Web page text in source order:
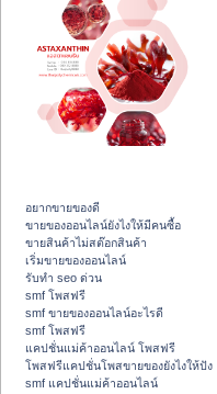
อยากขายของดี
ขายของออนไลน์ยังไงให้มีคนซื้อ
ขายสินค้าไม่สต๊อกสินค้า
เริ่มขายของออนไลน์
รับทำ seo ด่วน
smf โพสฟรี
smf ขายของออนไลน์อะไรดี
smf โพสฟรี
แคปชั่นแม่ค้าออนไลน์ โพสฟรี
โพสฟรีแคปชั่นโพสขายของยังไงให้ปัง
smf แคปชั่นแม่ค้าออนไลน์